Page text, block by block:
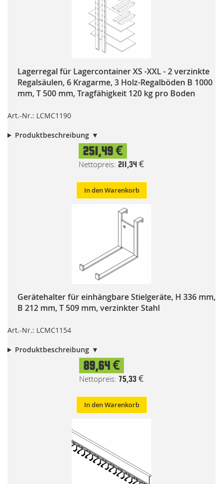
Lagerregal für Lagercontainer XS -XXL - 2 verzinkte
Regalsäulen, 6 Kragarme, 3 Holz-Regalböden B 1000
mm, T 500 mm, Tragfähigkeit 120 kg pro Boden
Art.-Nr.: LCMC1190
Produktbeschreibung
251,49 €
211,34 €
In den Warenkorb
Gerätehalter für einhängbare Stielgeräte, H 336 mm,
B 212 mm, T 509 mm, verzinkter Stahl
Art.-Nr.: LCMC1154
Produktbeschreibung
89,64 €
75,33 €
In den Warenkorb